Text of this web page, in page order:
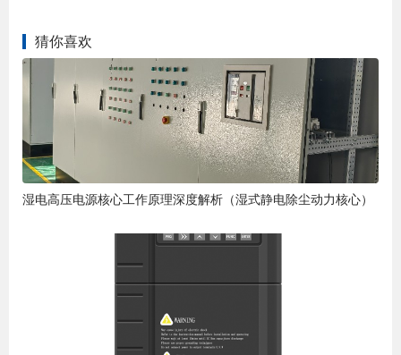
猜你喜欢
湿电高压电源核心工作原理深度解析（湿式静电除尘动力核心）